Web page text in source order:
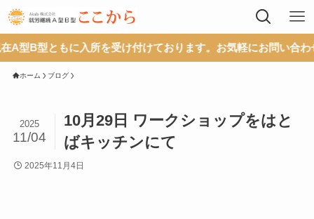
所を受け付けております。お気軽にお問い合わせください。
ホーム ブログ
10月29日 ワークショップをはと
ばキッチンにて
2025
11/04
2025年11月4日